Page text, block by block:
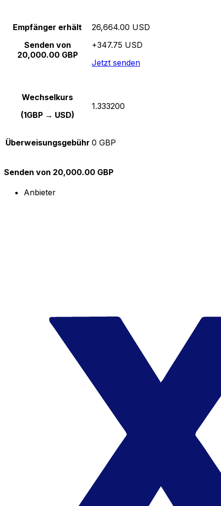
Empfänger erhält
Senden von
20,000.00 GBP
26,664.00 USD
+347.75 USD
Jetzt senden
Wechselkurs
(1GBP → USD)
1.333200
Überweisungsgebühr 0 GBP
Senden von 20,000.00 GBP
Anbieter